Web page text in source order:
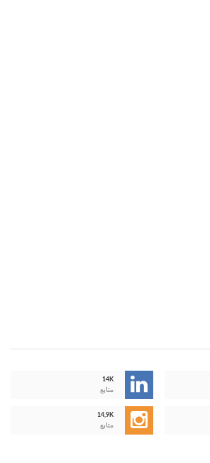
14K
متابع
14,9K
متابع